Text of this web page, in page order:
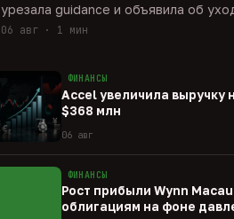
урезала guidance и объявила об
06 авг · 1 мин
ФИНАНСЫ
Accel увеличила выручку
$368 млн
06 авг
ФИНАНСЫ
Рост прибыли Wynn
облигациям на фоне